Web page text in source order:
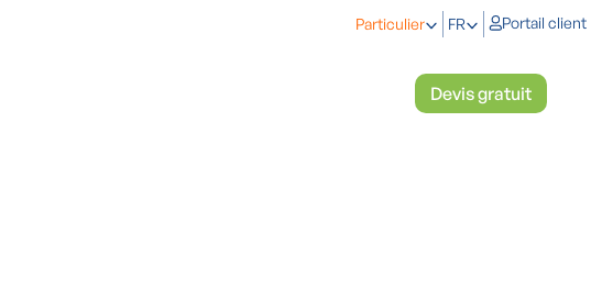
Particulier FR Portail client
Devis gratuit